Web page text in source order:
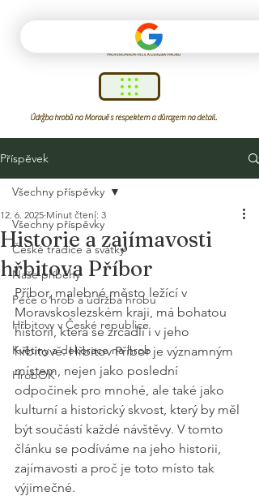
Údržba hrobů na Moravě s respektem a důrazem na detail.
Příspěvek
Všechny příspěvky
České tradice a svátky
Naše příběhy
Péče o hrob a údržba hrobu
Hřbitovy v České republice
Květiny a dekorace na hrob
HrobOK
Všechny příspěvky
Historie a zajímavosti
hřbitova Příbor
12. 6. 2025 Minut čtení: 3
Příbor, malebné město ležící v
Moravskoslezském kraji, má bohatou
historii, která se zrcadlí i v jeho
hřbitově. Hřbitov Příbor je významným
místem, nejen jako poslední
odpočinek pro mnohé, ale také jako
kulturní a historický skvost, který by měl
být součástí každé návštěvy. V tomto
článku se podíváme na jeho historii,
zajímavosti a proč je toto místo tak
výjimečné.